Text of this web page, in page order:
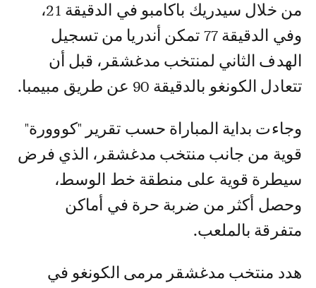
من خلال سيدريك باكامبو في الدقيقة 21،
وفي الدقيقة 77 تمكن أندريا من تسجيل
الهدف الثاني لمنتخب مدغشقر، قبل أن
تتعادل الكونغو بالدقيقة 90 عن طريق مبيمبا.
وجاءت بداية المباراة حسب تقرير "كووورة"
قوية من جانب منتخب مدغشقر، الذي فرض
سيطرة قوية على منطقة خط الوسط،
وحصل أكثر من ضربة حرة في أماكن
متفرقة بالملعب.
هدد منتخب مدغشقر مرمى الكونغو في